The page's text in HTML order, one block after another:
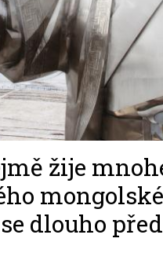
žije
dlouho